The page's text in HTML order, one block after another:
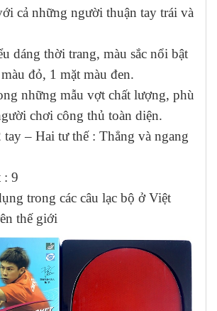
cả những người thuận tay trái và
dáng thời trang, màu sắc nổi bật
đỏ, 1 mặt màu đen.
những mẫu vợt chất lượng, phù
chơi công thủ toàn diện.
tay – Hai tư thế : Thẳng và ngang
: 9
trong các câu lạc bộ ở Việt
thế giới